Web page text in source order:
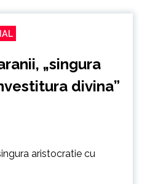
„singura
divina”